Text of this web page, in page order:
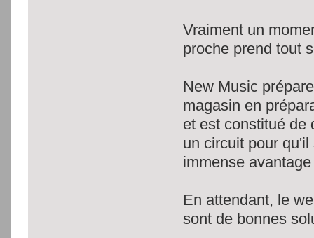
Vraiment un
proche prend tout
New Music
magasin en
et est constitué de
un circuit pour
immense
En attendant, le
sont de bonnes